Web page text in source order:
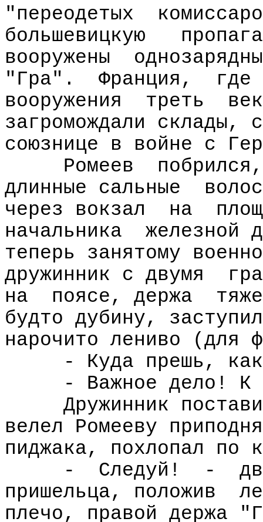
"переодетых
большевицкую
вооружены
"Гра".
Франция,
где
вооружения
треть
загромождали склады,
союзнице в войне с
Ромеев
длинные сальные
через вокзал
на
начальника
железной
теперь занятому
дружинник с двумя
на
поясе, держа
будто дубину, заступил
нарочито лениво (для
- Куда прешь,
- Важное дело! К
Дружинник
велел Ромееву
пиджака, похлопал по
-
Следуй! -
пришельца, положив
плечо, правой держа